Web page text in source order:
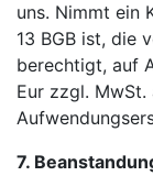
uns. Nimmt ein
13 BGB ist, die
berechtigt, auf
Eur zzgl.
7.